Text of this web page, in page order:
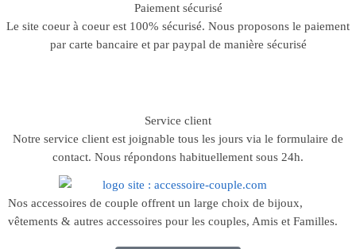
Paiement sécurisé
Le site coeur à coeur est 100% sécurisé. Nous proposons le paiement
par carte bancaire et par paypal de manière sécurisé
Service client
Notre service client est joignable tous les jours via le formulaire de
contact. Nous répondons habituellement sous 24h.
Nos accessoires de couple offrent un large choix de bijoux,
vêtements & autres accessoires pour les couples, Amis et Familles.